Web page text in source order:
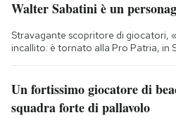
Walter Sabatini è un
Stravagante scopritore di giocatori,
incallito: è tornato alla Pro Patria, in
Un fortissimo giocatore di
squadra forte di pallavolo